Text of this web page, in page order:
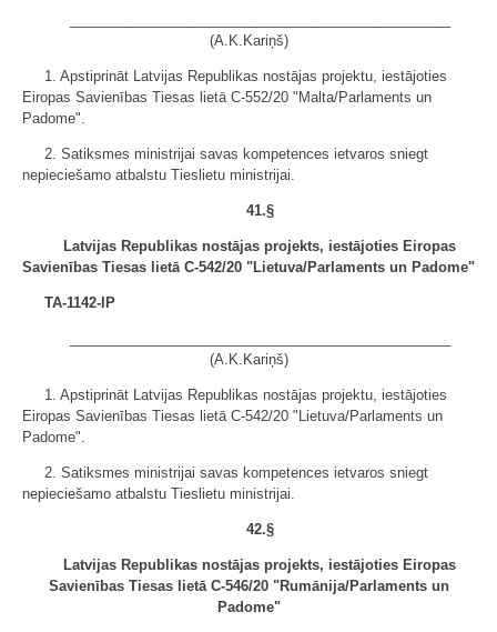
(A.K.Kariņš)
1. Apstiprināt Latvijas Republikas nostājas projektu, iestājoties
Eiropas Savienības Tiesas lietā C-552/20 "Malta/Parlaments un
Padome".
2. Satiksmes ministrijai savas kompetences ietvaros sniegt
nepieciešamo atbalstu Tieslietu ministrijai.
41.§
Latvijas Republikas nostājas projekts, iestājoties Eiropas
Savienības Tiesas lietā C-542/20 "Lietuva/Parlaments un Padome"
TA-1142-IP
(A.K.Kariņš)
1. Apstiprināt Latvijas Republikas nostājas projektu, iestājoties
Eiropas Savienības Tiesas lietā C-542/20 "Lietuva/Parlaments un
Padome".
2. Satiksmes ministrijai savas kompetences ietvaros sniegt
nepieciešamo atbalstu Tieslietu ministrijai.
42.§
Latvijas Republikas nostājas projekts, iestājoties Eiropas
Savienības Tiesas lietā C-546/20 "Rumānija/Parlaments un
Padome"